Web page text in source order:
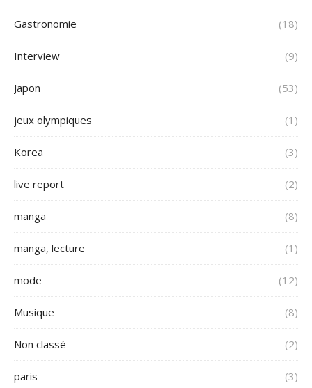
Gastronomie (18)
Interview (9)
Japon (53)
jeux olympiques (1)
Korea (3)
live report (2)
manga (8)
manga, lecture (1)
mode (12)
Musique (8)
Non classé (2)
paris (3)